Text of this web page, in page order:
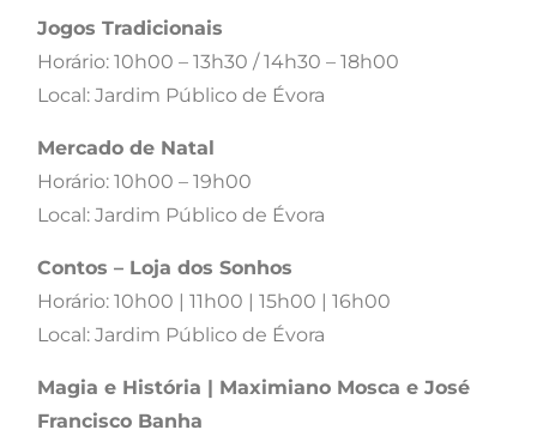
Jogos Tradicionais
Horário: 10h00 – 13h30 / 14h30 – 18h00
Local: Jardim Público de Évora
Mercado de Natal
Horário: 10h00 – 19h00
Local: Jardim Público de Évora
Contos – Loja dos Sonhos
Horário: 10h00 | 11h00 | 15h00 | 16h00
Local: Jardim Público de Évora
Magia e História | Maximiano Mosca e José
Francisco Banha